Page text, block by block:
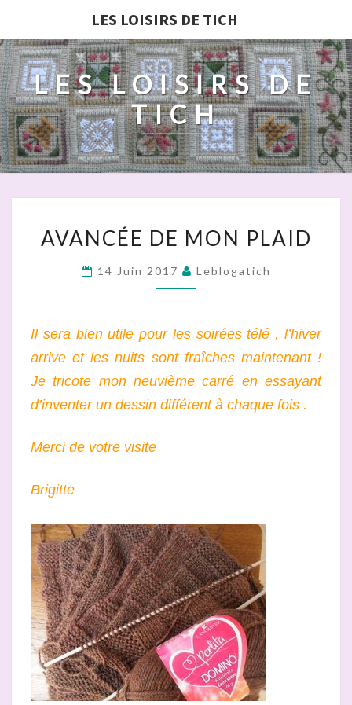
LES LOISIRS DE TICH
LES LOISIRS DE
TICH
DE
MON
PLAID
AVANCÉE DE MON PLAID
14 Juin 2017 Leblogatich
Il sera bien utile pour les soirées télé , l’hiver
arrive et les nuits sont fraîches maintenant !
Je tricote mon neuvième carré en essayant
d’inventer un dessin différent à chaque fois .
Merci de votre visite
Brigitte